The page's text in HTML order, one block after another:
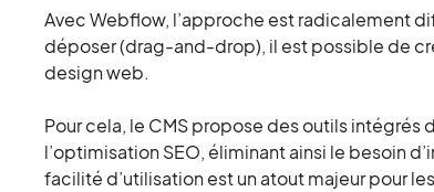
Avec Webflow, l’approche est radicalement
déposer (drag-and-drop), il est possible de
design web.
Pour cela, le CMS propose des outils
l’optimisation SEO, éliminant ainsi le besoin
facilité d’utilisation est un atout majeur pour